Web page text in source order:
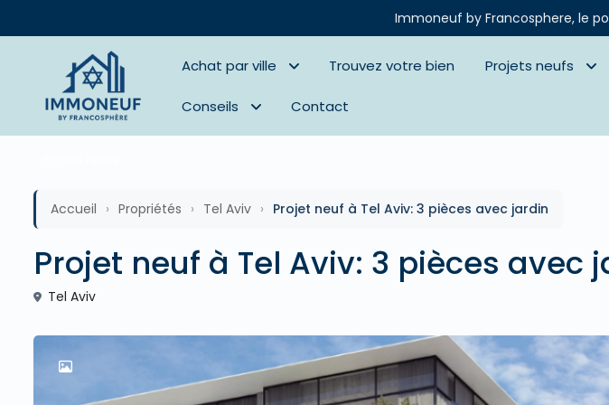
Immoneuf by Francosphere, le
Achat par ville Trouvez votre bien Projets neufs
Conseils Contact
Accueil › Propriétés › Tel Aviv › Projet neuf à Tel Aviv: 3 pièces avec jardin
Projet neuf à Tel Aviv: 3 pièces avec
Tel Aviv